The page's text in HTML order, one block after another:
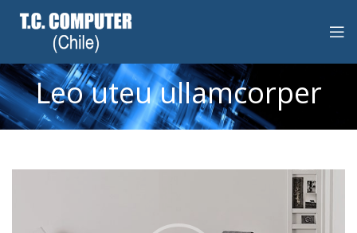
Leo uteu ullamcorper